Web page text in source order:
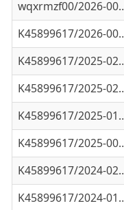
K45899617/2025-02571
K45899617/2025-02341
K45899617/2025-01200
K45899617/2025-00241
K45899617/2024-02795
K45899617/2024-01728
K45899617/2024-00983
K45899617/2024-00155
K45899617/2023-02353